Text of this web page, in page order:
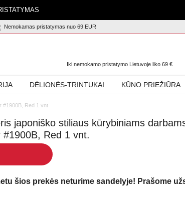
Nemokamas pristatymas nuo 69 EUR
Iki nemokamo pristatymo Lietuvoje liko 69 €
DĖLIONĖS-TRINTUKAI KŪNO PRIEŽIŪRA
Red 1 vnt.
japoniško stiliaus kūrybiniams
Red 1 vnt.
šios prekės neturime sandelyje! Prašome